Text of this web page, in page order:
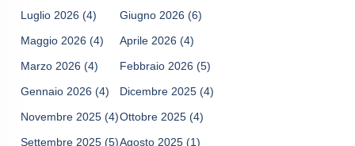
Luglio 2026 (4) Giugno 2026 (6)
Maggio 2026 (4) Aprile 2026 (4)
Marzo 2026 (4) Febbraio 2026 (5)
Gennaio 2026 (4) Dicembre 2025 (4)
Novembre 2025 (4)Ottobre 2025 (4)
Settembre 2025 (5)Agosto 2025 (1)